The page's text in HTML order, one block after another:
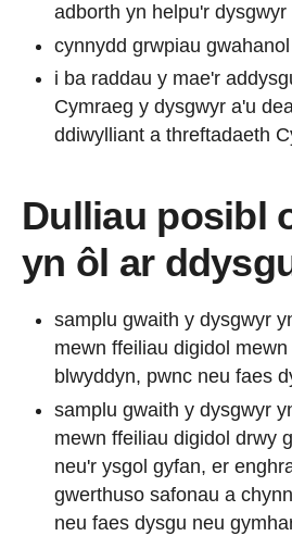
adborth yn helpu'r
cynnydd grwpiau
i ba raddau y mae'r
Cymraeg y dysgwyr a'u
ddiwylliant a threftadaeth
Dulliau posibl
yn ôl ar
samplu gwaith y dysgwyr
mewn ffeiliau digidol
blwyddyn, pwnc neu faes
samplu gwaith y dysgwyr
mewn ffeiliau digidol drwy
neu'r ysgol gyfan, er
gwerthuso safonau a
neu faes dysgu neu